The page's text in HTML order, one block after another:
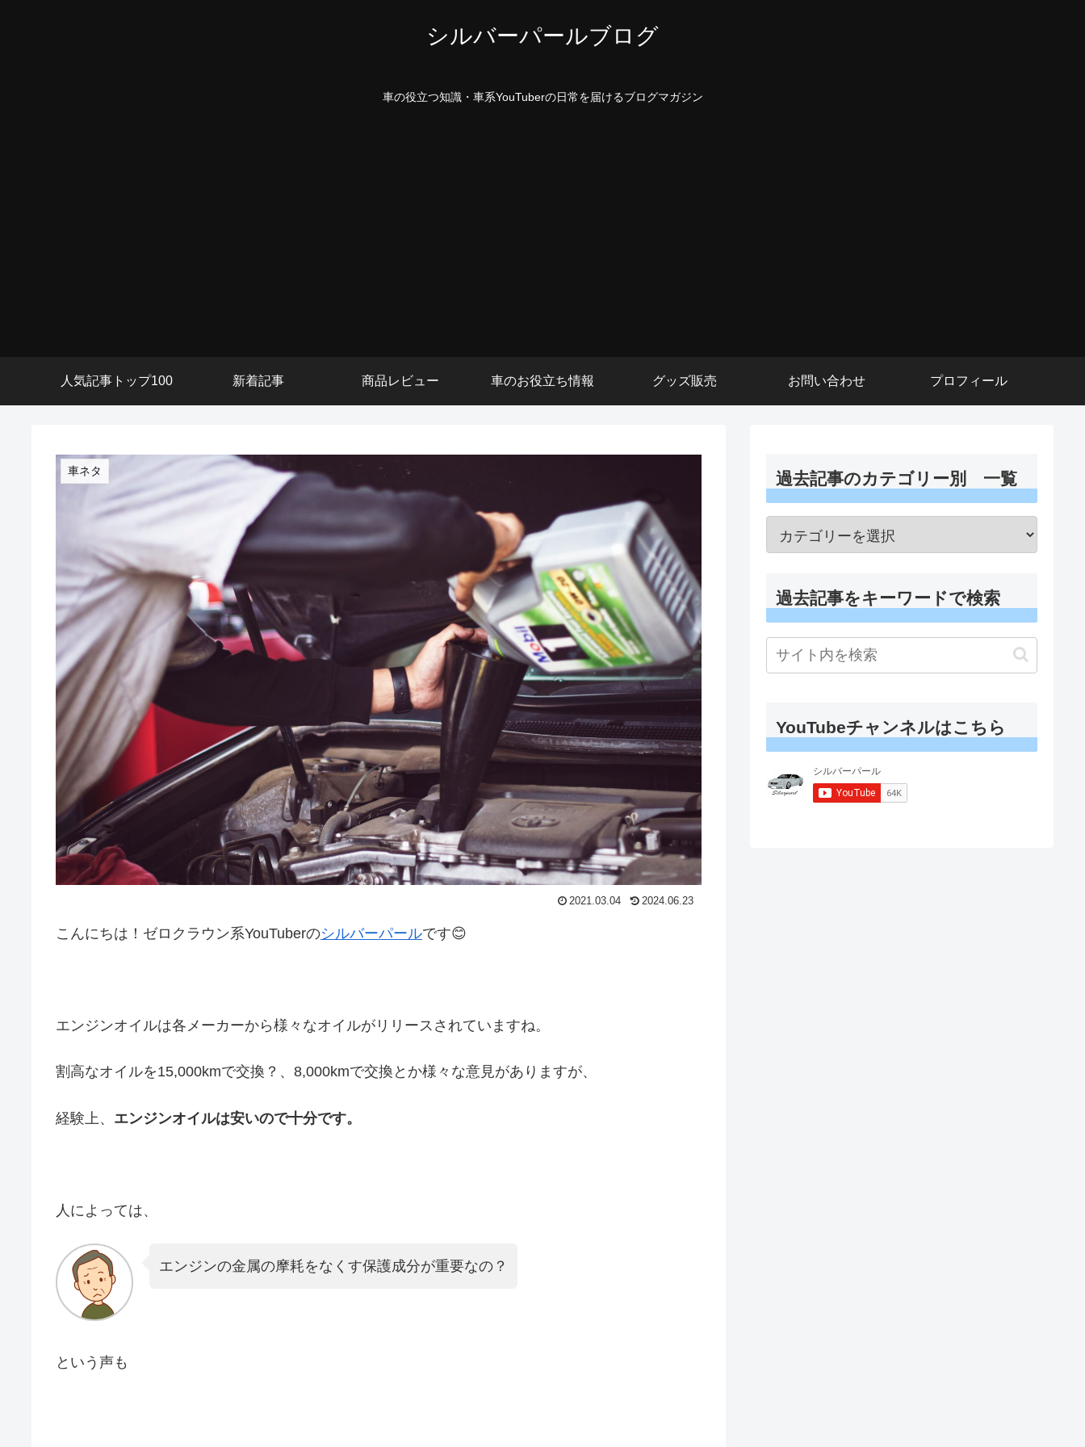
シルバーパールブログ
車の役立つ知識・車系YouTuberの日常を届けるブログマガジン
人気記事トップ100 新着記事 商品レビュー 車のお役立ち情報 グッズ販売 お問い合わせ プロフィール
車ネタ
2021.03.04 2024.06.23
こんにちは！ゼロクラウン系YouTuberのシルバーパールです😊
エンジンオイルは各メーカーから様々なオイルがリリースされていますね。
割高なオイルを15,000kmで交換？、8,000kmで交換とか様々な意見がありますが、
経験上、 エンジンオイルは安いので十分です。
人によっては、
エンジンの金属の摩耗をなくす保護成分が重要なの？
という声も
過去記事のカテゴリー別 一覧
過去記事をキーワードで検索
YouTubeチャンネルはこちら